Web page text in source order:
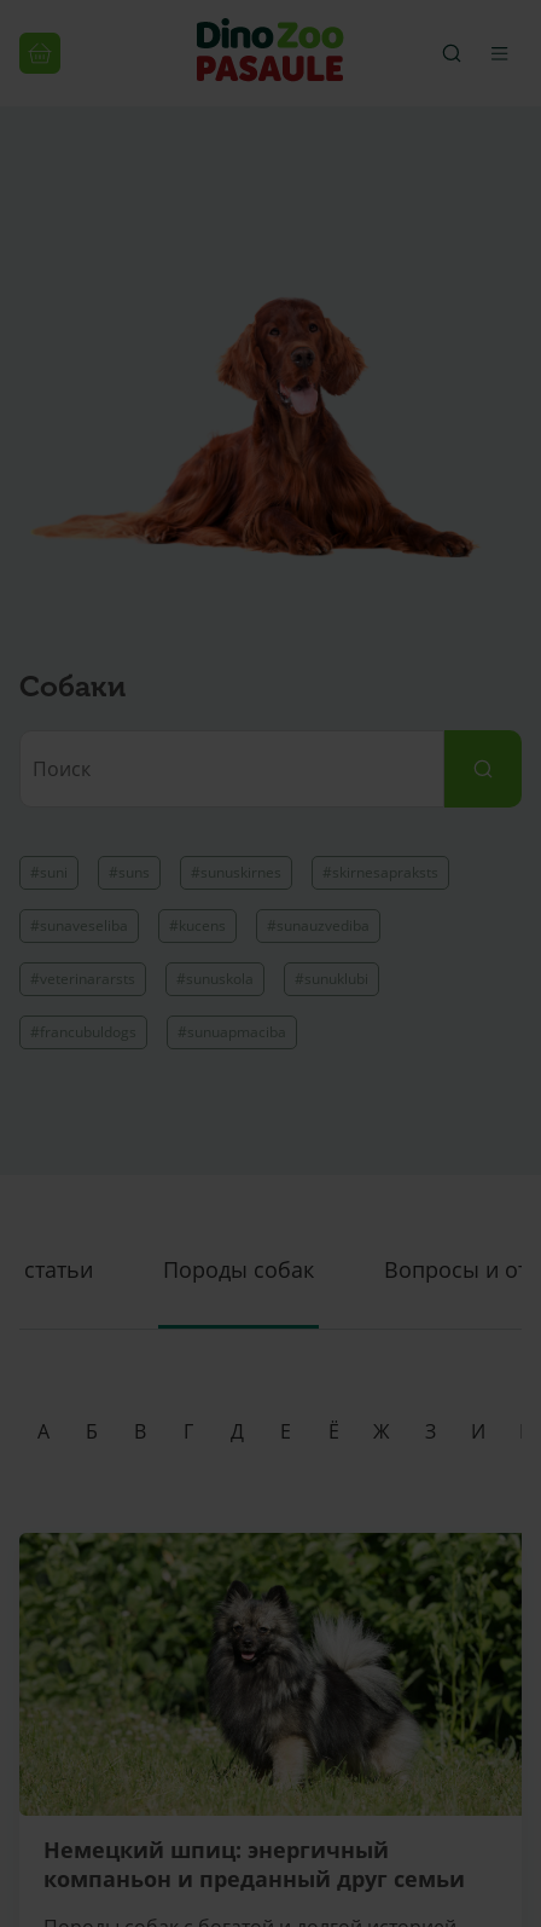
Собаки
#suni #suns #sunuskirnes #skirnesapraksts
#sunaveseliba #kucens #sunauzvediba
#veterinararsts #sunuskola #sunuklubi
#francubuldogs #sunuapmaciba
статьи Породы cобак Вопросы и
А Б В Г Д Е Ё Ж З И
Немецкий шпиц: энергичный
компаньон и преданный друг семьи